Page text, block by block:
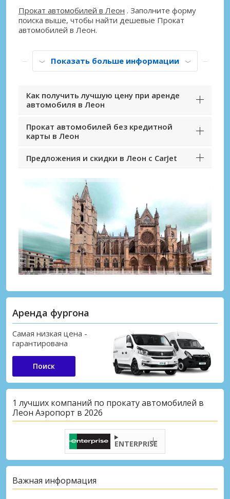
Прокат автомобилей в Леон . Заполните форму
поиска выше, чтобы найти дешевые Прокат
автомобилей в Леон.
Показать больше информации
Как получить лучшую цену при аренде
автомобиля в Леон
Прокат автомобилей без кредитной
карты в Леон
Предложения и скидки в Леон с CarJet
Аренда фургона
Самая низкая цена -
гарантирована
Поиск
1 лучших компаний по прокату автомобилей в
Леон Аэропорт в 2026
ENTERPRISE
Важная информация